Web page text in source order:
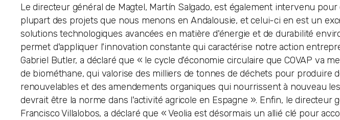
Le directeur général de Magtel, Martín Salgado, est également intervenu
plupart des projets que nous menons en Andalousie, et celui-ci en est un
solutions technologiques avancées en matière d'énergie et de durabilité
permet d'appliquer l'innovation constante qui caractérise notre action
Gabriel Butler, a déclaré que « le cycle d'économie circulaire que COVAP va
de biométhane, qui valorise des milliers de tonnes de déchets pour produire
renouvelables et des amendements organiques qui nourrissent à nouveau
devrait être la norme dans l'activité agricole en Espagne ». Enfin, le directeur
Francisco Villalobos, a déclaré que « Veolia est désormais un allié clé pour